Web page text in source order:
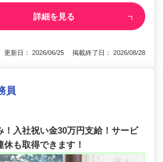
詳細を見る
更新日： 2026/06/25 掲載終了日： 2026/08/28
員
！入社祝い金30万円支給！サービ
も取得できます！